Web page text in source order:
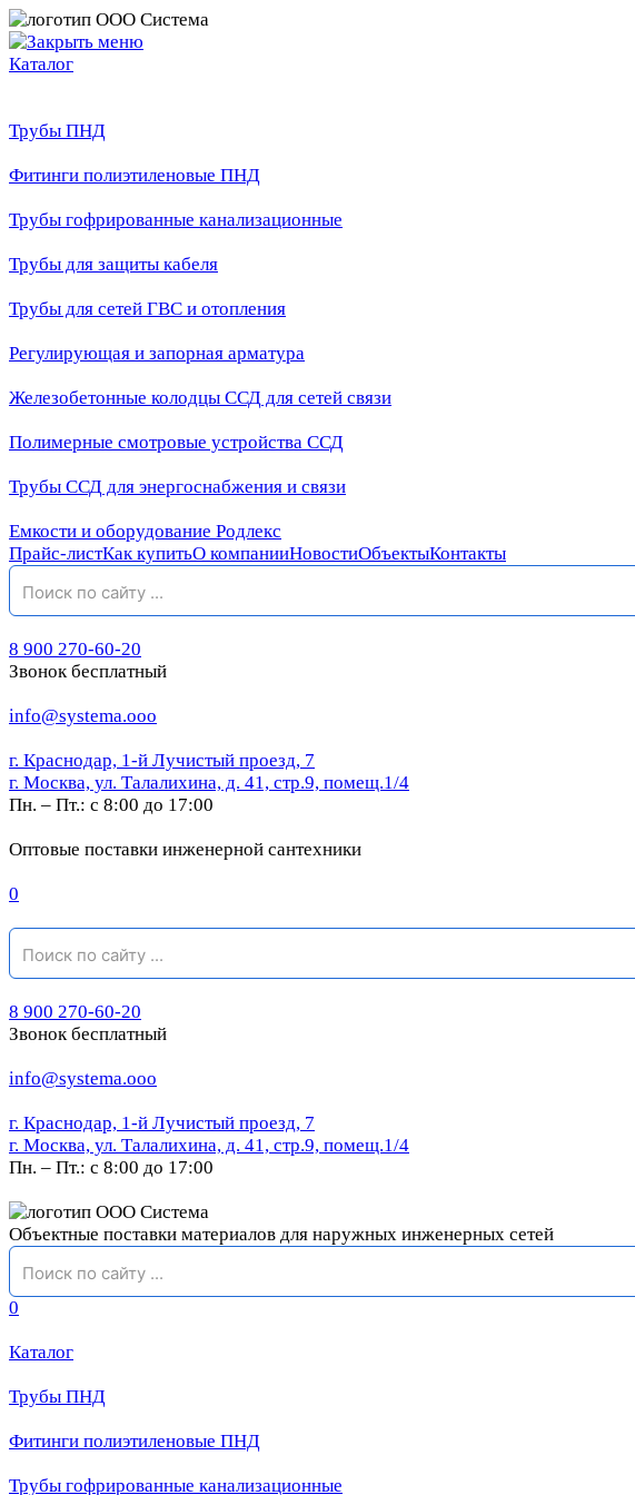
Каталог
Трубы ПНД
Фитинги полиэтиленовые ПНД
Трубы гофрированные канализационные
Трубы для защиты кабеля
Трубы для сетей ГВС и отопления
Регулирующая и запорная арматура
Железобетонные колодцы ССД для сетей связи
Полимерные смотровые устройства ССД
Трубы ССД для энергоснабжения и связи
Емкости и оборудование Родлекс
Прайс-листКак купитьО компанииНовостиОбъектыКонтакты
8 900 270-60-20
Звонок бесплатный
info@systema.ooo
г. Краснодар, 1-й Лучистый проезд, 7
г. Москва, ул. Талалихина, д. 41, стр.9, помещ.1/4
Пн. – Пт.: с 8:00 до 17:00
Оптовые поставки инженерной сантехники
0
8 900 270-60-20
Звонок бесплатный
info@systema.ooo
г. Краснодар, 1-й Лучистый проезд, 7
г. Москва, ул. Талалихина, д. 41, стр.9, помещ.1/4
Пн. – Пт.: с 8:00 до 17:00
Объектные поставки материалов для наружных инженерных сетей
0
Каталог
Трубы ПНД
Фитинги полиэтиленовые ПНД
Трубы гофрированные канализационные